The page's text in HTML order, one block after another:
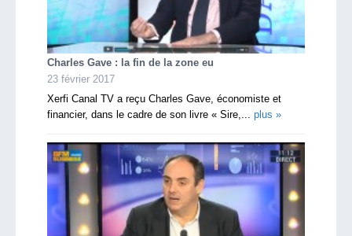
Charles Gave : la fin de la zone eu
23 février 2017
Xerfi Canal TV a reçu Charles Gave, économiste et
financier, dans le cadre de son livre « Sire,... plus »